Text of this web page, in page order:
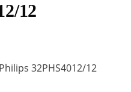
12
32PHS4012/12